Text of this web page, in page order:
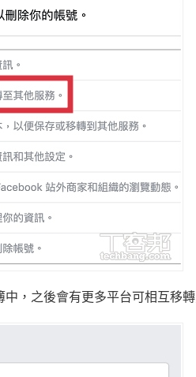
，之後會有更多平台可相互移